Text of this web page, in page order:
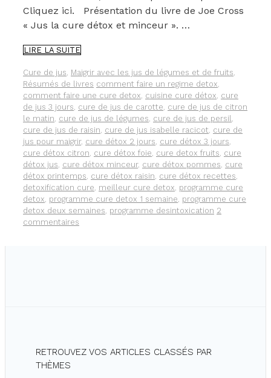
Cliquez ici. Présentation du livre de Joe Cross
« Jus la cure détox et minceur ». …
LIRE LA SUITEJ’AI
POUR
VOUS
LE
LIVRE
DE
JOE
CROSS
:
«
JUS,
LA
CURE
DÉTOX
Catégories
Cure de jus, Maigrir avec les jus de légumes et de fruits,
Résumés de livres Étiquettes
comment faire un regime detox,
comment faire une cure detox, cuisine cure détox, cure
de jus 3 jours, cure de jus de carotte, cure de jus de citron
le matin, cure de jus de légumes, cure de jus de persil,
cure de jus de raisin, cure de jus isabelle racicot, cure de
jus pour maigrir, cure détox 2 jours, cure détox 3 jours,
cure détox citron, cure détox foie, cure detox fruits, cure
détox jus, cure détox minceur, cure détox pommes, cure
détox printemps, cure détox raisin, cure détox recettes,
detoxification cure, meilleur cure detox, programme cure
detox, programme cure detox 1 semaine, programme cure
detox deux semaines, programme desintoxication 2
commentaires
RETROUVEZ VOS ARTICLES CLASSÉS PAR
THÈMES